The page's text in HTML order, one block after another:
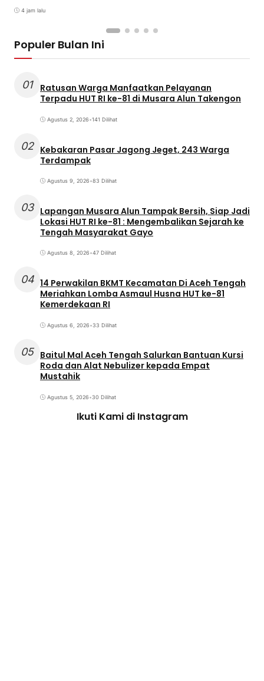
Ganja Diamankan
4 jam lalu
Populer Bulan Ini
01
Ratusan Warga Manfaatkan Pelayanan
Terpadu HUT RI ke-81 di Musara Alun Takengon
Agustus 2, 2026•141 Dilihat
02 Kebakaran Pasar Jagong Jeget, 243 Warga
Terdampak
Agustus 9, 2026•83 Dilihat
03 Lapangan Musara Alun Tampak Bersih, Siap Jadi
Lokasi HUT RI ke-81 : Mengembalikan Sejarah ke
Tengah Masyarakat Gayo
Agustus 8, 2026•47 Dilihat
04 14 Perwakilan BKMT Kecamatan Di Aceh Tengah
Meriahkan Lomba Asmaul Husna HUT ke-81
Kemerdekaan RI
Agustus 6, 2026•33 Dilihat
05 Baitul Mal Aceh Tengah Salurkan Bantuan Kursi
Roda dan Alat Nebulizer kepada Empat
Mustahik
Agustus 5, 2026•30 Dilihat
Ikuti Kami di Instagram